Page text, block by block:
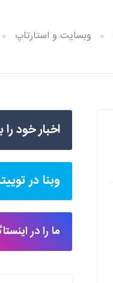
وبسایت و استارتاپ
اخبار خود
وبنا در
ما را در